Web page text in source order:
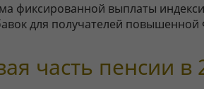
фиксированной выплаты
для получателей
часть пенсии в